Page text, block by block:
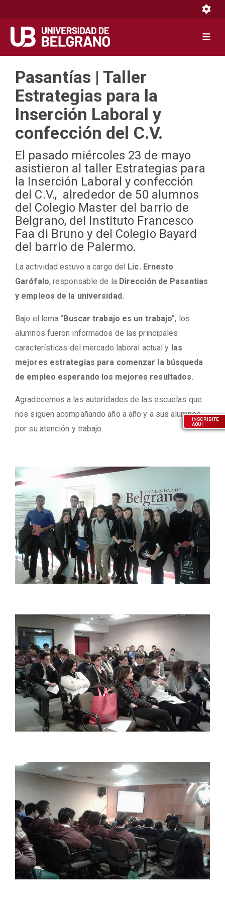
principal
Pasantías | Taller
Estrategias para la
Inserción Laboral y
confección del C.V.
El pasado miércoles 23 de mayo
asistieron al taller Estrategias para
la Inserción Laboral y confección
del C.V., alrededor de 50 alumnos
del Colegio Master del barrio de
Belgrano, del Instituto Francesco
Faa di Bruno y del Colegio Bayard
del barrio de Palermo.
La actividad estuvo a cargo del Lic. Ernesto
Garófalo, responsable de la Dirección de Pasantias
y empleos de la universidad.
Bajo el lema "Buscar trabajo es un trabajo", los
alumnos fueron informados de las principales
características del mercado laboral actual y las
mejores estrategias para comenzar la búsqueda
de empleo esperando los mejores resultados.
Agradecemos a las autoridades de las escuelas que
nos siguen acompañando año a año y a sus alumnos
por su atención y trabajo.
INSCRIBITE
AQUÍ